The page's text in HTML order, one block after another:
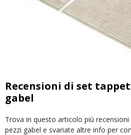
Recensioni di set
gabel
Trova in questo articolo più
pezzi gabel e svariate altre info per